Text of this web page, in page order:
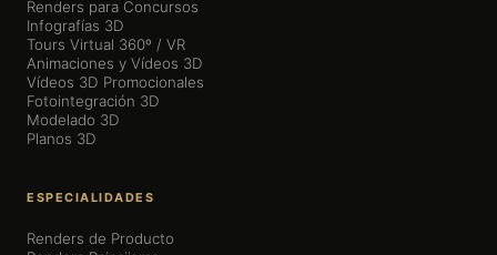
Renders para Concursos
Infografías 3D
Tours Virtual 360º / VR
Animaciones y Vídeos 3D
Vídeos 3D Promocionales
Fotointegración 3D
Modelado 3D
Planos 3D
ESPECIALIDADES
Renders de Producto